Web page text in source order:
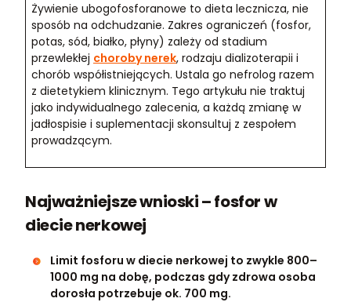
Żywienie ubogofosforanowe to dieta lecznicza, nie
sposób na odchudzanie. Zakres ograniczeń (fosfor,
potas, sód, białko, płyny) zależy od stadium
przewlekłej choroby nerek, rodzaju dializoterapii i
chorób współistniejących. Ustala go nefrolog razem
z dietetykiem klinicznym. Tego artykułu nie traktuj
jako indywidualnego zalecenia, a każdą zmianę w
jadłospisie i suplementacji skonsultuj z zespołem
prowadzącym.
Najważniejsze wnioski – fosfor w
diecie nerkowej
Limit fosforu w diecie nerkowej to zwykle 800–
1000 mg na dobę, podczas gdy zdrowa osoba
dorosła potrzebuje ok. 700 mg.